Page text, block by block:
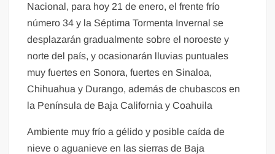
Nacional, para hoy 21 de enero, el frente frío
número 34 y la Séptima Tormenta Invernal se
desplazarán gradualmente sobre el noroeste y
norte del país, y ocasionarán lluvias puntuales
muy fuertes en Sonora, fuertes en Sinaloa,
Chihuahua y Durango, además de chubascos en
la Península de Baja California y Coahuila
Ambiente muy frío a gélido y posible caída de
nieve o aguanieve en las sierras de Baja